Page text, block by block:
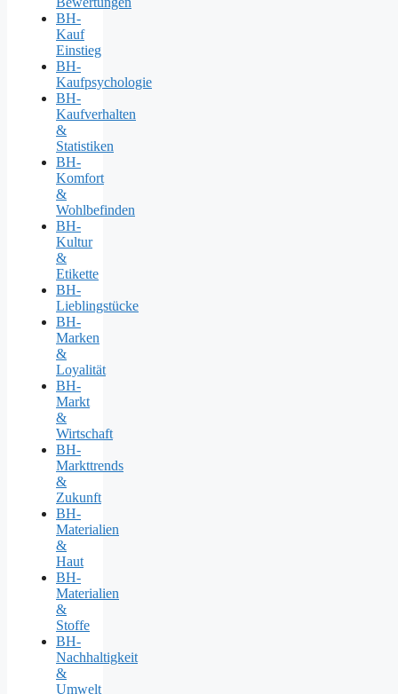
BH-
Kauf
Einstieg
BH-
Kaufpsychologie
BH-
Kaufverhalten
&
Statistiken
BH-
Komfort
&
Wohlbefinden
BH-
Kultur
&
Etikette
BH-
Lieblingstücke
BH-
Marken
&
Loyalität
BH-
Markt
&
Wirtschaft
BH-
Markttrends
&
Zukunft
BH-
Materialien
&
Haut
BH-
Materialien
&
Stoffe
BH-
Nachhaltigkeit
&
Umwelt